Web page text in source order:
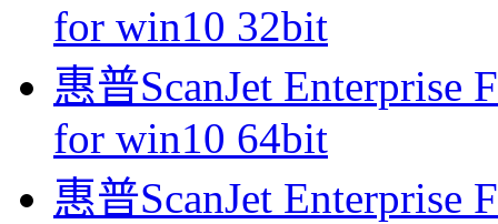
for win10 32bit
惠普ScanJet
for win10 64bit
惠普ScanJet